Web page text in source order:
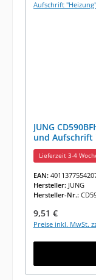
JUNG
Lieferzeit 3-4
EAN:
Hersteller: JUNG
Hersteller-Nr.:
Regulärer Preis:
9,51 €
Preise inkl. MwSt.